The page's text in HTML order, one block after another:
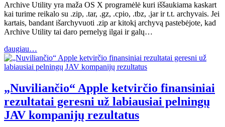
Archive Utility yra maža OS X programėlė kuri iššaukiama kaskart
kai turime reikalo su .zip, .tar, .gz, .cpio, .tbz, .jar ir t.t. archyvais. Jei
kartais, bandant išarchyvuoti .zip ar kitokį archyvą pastebėjote, kad
Archive Utility tai daro pernelyg ilgai ir galų…
daugiau…
„Nuviliančio“ Apple ketvirčio finansiniai
rezultatai geresni už labiausiai pelningų
JAV kompanijų rezultatus